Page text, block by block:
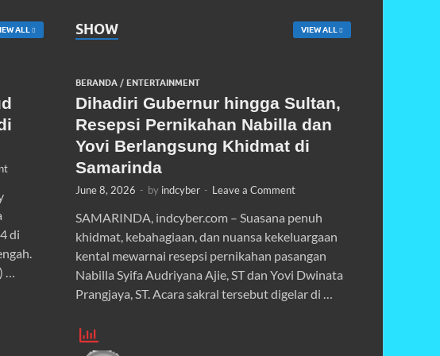
ALL
di
…
SHOW VIEW ALL
BERANDA / ENTERTAINMENT
Dihadiri Gubernur hingga Sultan,
Resepsi Pernikahan Nabilla dan
Yovi Berlangsung Khidmat di
Samarinda
June 8, 2026 - by indcyber - Leave a Comment
SAMARINDA, indcyber.com – Suasana penuh
khidmat, kebahagiaan, dan nuansa kekeluargaan
kental mewarnai resepsi pernikahan pasangan
Nabilla Syifa Audriyana Ajie, ST dan Yovi Dwinata
Prangjaya, ST. Acara sakral tersebut digelar di …